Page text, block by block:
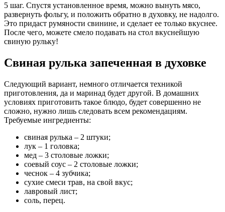
5 шаг. Спустя установленное время, можно вынуть мясо,
развернуть фольгу, и положить обратно в духовку, не надолго.
Это придаст румяности свинине, и сделает ее только вкуснее.
После чего, можете смело подавать на стол вкуснейшую
свиную рульку!
Свиная рулька запеченная в духовке
Следующий вариант, немного отличается техникой
приготовления, да и маринад будет другой. В домашних
условиях приготовить такое блюдо, будет совершенно не
сложно, нужно лишь следовать всем рекомендациям.
Требуемые ингредиенты:
свиная рулька – 2 штуки;
лук – 1 головка;
мед – 3 столовые ложки;
соевый соус – 2 столовые ложки;
чеснок – 4 зубчика;
сухие смеси трав, на свой вкус;
лавровый лист;
соль, перец.